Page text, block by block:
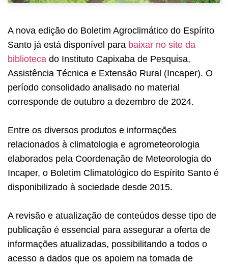
A nova edição do Boletim Agroclimático do Espírito
Santo já está disponível para baixar no site da
biblioteca do Instituto Capixaba de Pesquisa,
Assistência Técnica e Extensão Rural (Incaper). O
período consolidado analisado no material
corresponde de outubro a dezembro de 2024.
Entre os diversos produtos e informações
relacionados à climatologia e agrometeorologia
elaborados pela Coordenação de Meteorologia do
Incaper, o Boletim Climatológico do Espírito Santo é
disponibilizado à sociedade desde 2015.
A revisão e atualização de conteúdos desse tipo de
publicação é essencial para assegurar a oferta de
informações atualizadas, possibilitando a todos o
acesso a dados que os apoiem na tomada de